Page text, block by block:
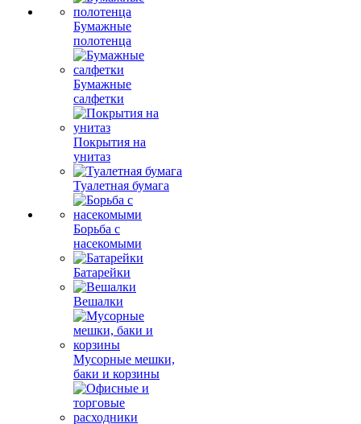
Бумажные
полотенца
Бумажные
салфетки
Покрытия на
унитаз
Туалетная бумага
Борьба с
насекомыми
Батарейки
Вешалки
Мусорные мешки,
баки и корзины